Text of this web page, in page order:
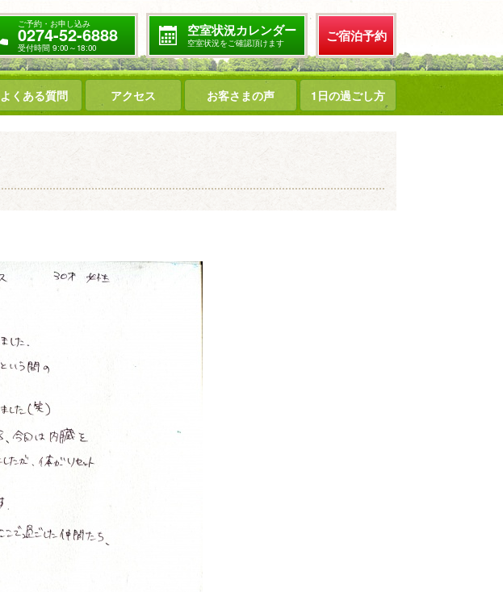
ご予約・お申し込み
0274-52-6888
受付時間 9:00～18:00
空室状況カレンダー
空室状況をご確認頂けます ご宿泊予約
よくある質問 アクセス お客さまの声 1日の過ごし方